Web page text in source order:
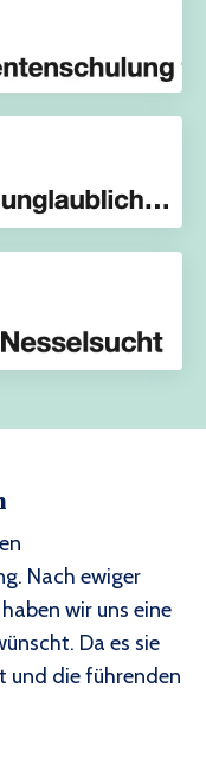
Nach ewiger
wir uns eine
Da es sie
und die führenden